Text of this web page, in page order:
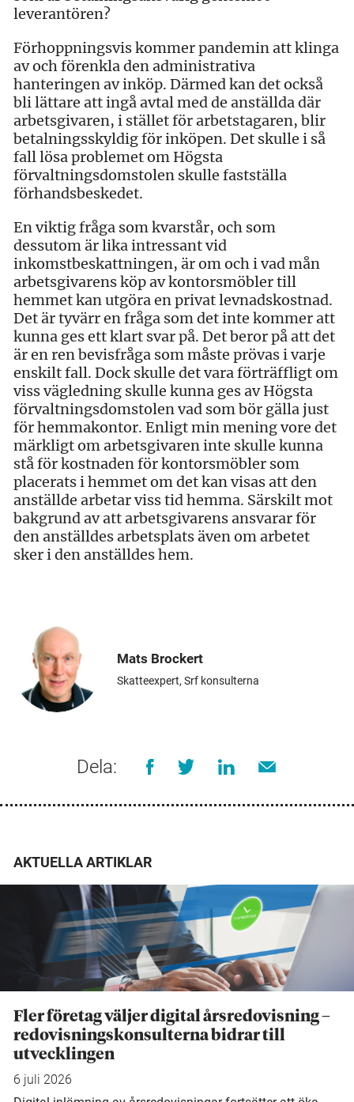
leverantören?
Förhoppningsvis kommer pandemin att klinga
av och förenkla den administrativa
hanteringen av inköp. Därmed kan det också
bli lättare att ingå avtal med de anställda där
arbetsgivaren, i stället för arbetstagaren, blir
betalningsskyldig för inköpen. Det skulle i så
fall lösa problemet om Högsta
förvaltningsdomstolen skulle fastställa
förhandsbeskedet.
En viktig fråga som kvarstår, och som
dessutom är lika intressant vid
inkomstbeskattningen, är om och i vad mån
arbetsgivarens köp av kontorsmöbler till
hemmet kan utgöra en privat levnadskostnad.
Det är tyvärr en fråga som det inte kommer att
kunna ges ett klart svar på. Det beror på att det
är en ren bevisfråga som måste prövas i varje
enskilt fall. Dock skulle det vara förträffligt om
viss vägledning skulle kunna ges av Högsta
förvaltningsdomstolen vad som bör gälla just
för hemmakontor. Enligt min mening vore det
märkligt om arbetsgivaren inte skulle kunna
stå för kostnaden för kontorsmöbler som
placerats i hemmet om det kan visas att den
anställde arbetar viss tid hemma. Särskilt mot
bakgrund av att arbetsgivarens ansvarar för
den anställdes arbetsplats även om arbetet
sker i den anställdes hem.
Mats Brockert
Skatteexpert, Srf konsulterna
Dela:
AKTUELLA ARTIKLAR
Fler företag väljer digital årsredovisning –
redovisningskonsulterna bidrar till
utvecklingen
6 juli 2026